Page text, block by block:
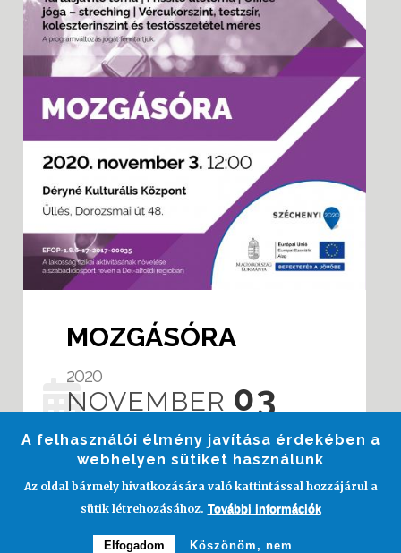
MOZGÁSÓRA
2020
NOVEMBER 03
KEDD
ÜLLÉS
Déryné Kulturális Központ
A felhasználói élmény javítása érdekében a
webhelyen sütiket használunk
Az oldal bármely hivatkozására való kattintással hozzájárul a
sütik létrehozásához. További információk
Elfogadom Köszönöm, nem